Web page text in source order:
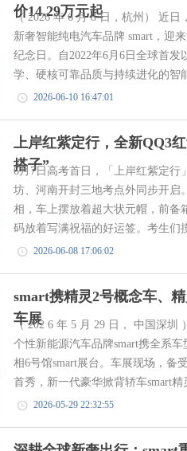
价14.29万元起
（ 2026 年 6 月 8 日，杭州） 近
新奢智能纯电汽车品牌 smart，迎
纪念日。自2022年6月6日全球首发
学、硬核可靠品质与持续进化的智
2026-06-10 16:47:01
上岸红紫定行，全新QQ3
搭子”
6月7日高考首日，「上岸红紫定
坊、河南开封三地考点外同步开启
相，车上摆放着超大状元帽，前备
码放着写满祝福的好运签。考生
2026-06-08 17:06:02
smart携精灵2号概念车、
车展
（ 202 6 年 5 月 29 日， 中国深圳
个性新能源汽车品牌smart携全系
相6号馆smart展台。车展现场，备
首秀，新一代豪华掀背轿车smart
2026-05-29 22:32:55